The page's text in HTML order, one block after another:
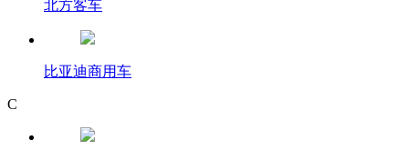
北方客车
比亚迪商用车
C